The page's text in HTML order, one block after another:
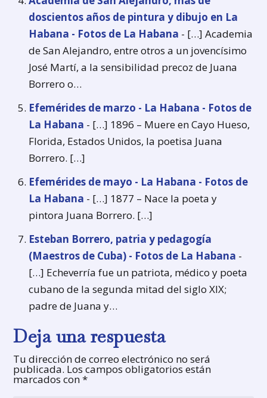
doscientos años de pintura y dibujo en La
Habana - Fotos de La Habana - […] Academia
de San Alejandro, entre otros a un jovencísimo
José Martí, a la sensibilidad precoz de Juana
Borrero o…
Efemérides de marzo - La Habana - Fotos de
La Habana - […] 1896 – Muere en Cayo Hueso,
Florida, Estados Unidos, la poetisa Juana
Borrero. […]
Efemérides de mayo - La Habana - Fotos de
La Habana - […] 1877 – Nace la poeta y
pintora Juana Borrero. […]
Esteban Borrero, patria y pedagogía
(Maestros de Cuba) - Fotos de La Habana -
[…] Echeverría fue un patriota, médico y poeta
cubano de la segunda mitad del siglo XIX;
padre de Juana y…
Deja una respuesta
Tu dirección de correo electrónico no será
publicada. Los campos obligatorios están
marcados con*